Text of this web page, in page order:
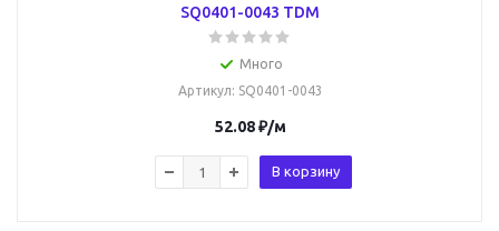
SQ0401-0043 TDM
Много
Артикул: SQ0401-0043
52.08₽/м
В корзину